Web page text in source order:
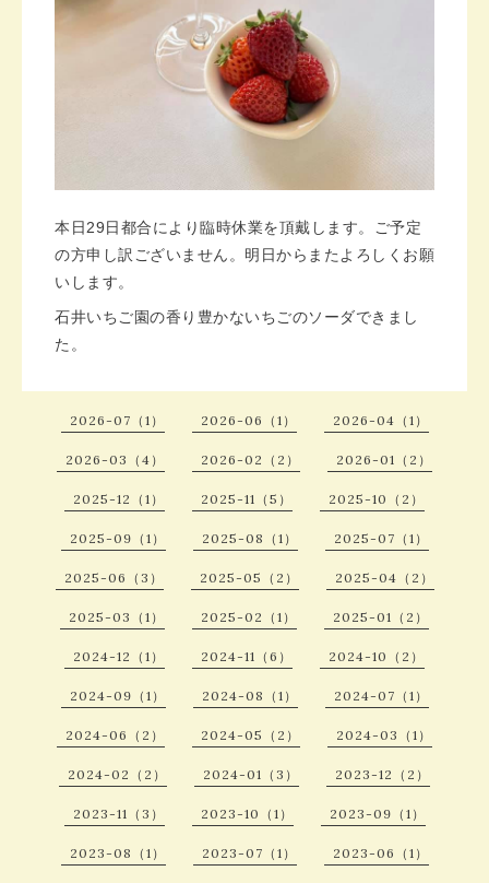
本日29日都合により臨時休業を頂戴します。ご予定
の方申し訳ございません。明日からまたよろしくお願
いします。
石井いちご園の香り豊かないちごのソーダできまし
た。
2026-07（1） 2026-06（1） 2026-04（1）
2026-03（4） 2026-02（2） 2026-01（2）
2025-12（1） 2025-11（5） 2025-10（2）
2025-09（1） 2025-08（1） 2025-07（1）
2025-06（3） 2025-05（2） 2025-04（2）
2025-03（1） 2025-02（1） 2025-01（2）
2024-12（1） 2024-11（6） 2024-10（2）
2024-09（1） 2024-08（1） 2024-07（1）
2024-06（2） 2024-05（2） 2024-03（1）
2024-02（2） 2024-01（3） 2023-12（2）
2023-11（3） 2023-10（1） 2023-09（1）
2023-08（1） 2023-07（1） 2023-06（1）